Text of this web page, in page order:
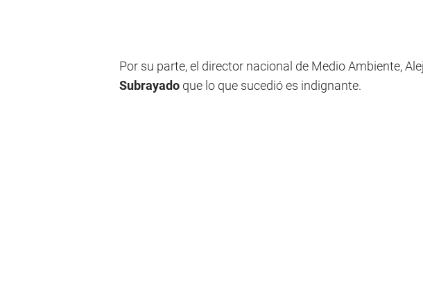
Por su parte, el director nacional de Medio Ambiente,
Subrayado que lo que sucedió es indignante.